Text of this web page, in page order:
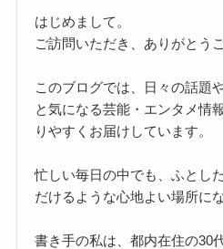
はじめまして。
ご訪問いただき、ありがとう
このブログでは、日々の話題
と気になる芸能・エンタメ情
りやすくお届けしています。
忙しい毎日の中でも、ふとし
だけるような心地よい場所に
書き手の私は、都内在住の30代